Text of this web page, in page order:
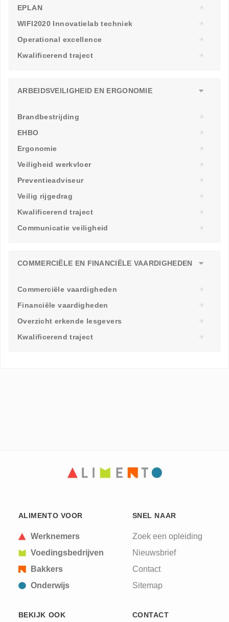
EPLAN
WIFI2020 Innovatielab techniek
Operational excellence
Kwalificerend traject
ARBEIDSVEILIGHEID EN ERGONOMIE
Brandbestrijding
EHBO
Ergonomie
Veiligheid werkvloer
Preventieadviseur
Veilig rijgedrag
Kwalificerend traject
Communicatie veiligheid
COMMERCIËLE EN FINANCIËLE VAARDIGHEDEN
Commerciële vaardigheden
Financiële vaardigheden
Overzicht erkende lesgevers
Kwalificerend traject
ALIMENTO VOOR
Werknemers
Voedingsbedrijven
Bakkers
Onderwijs
SNEL NAAR
Zoek een opleiding
Nieuwsbrief
Contact
Sitemap
BEKIJK OOK CONTACT